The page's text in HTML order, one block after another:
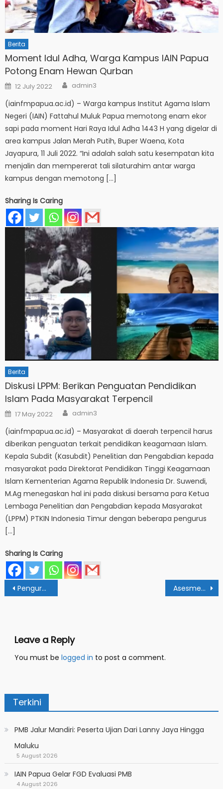
Berita
Moment Idul Adha, Warga Kampus IAIN Papua
Potong Enam Hewan Qurban
Posted
on
12 July 2022 Author
admin3
(iainfmpapua.ac.id) – Warga kampus Institut Agama Islam
Negeri (IAIN) Fattahul Muluk Papua memotong enam ekor
sapi pada moment Hari Raya Idul Adha 1443 H yang digelar di
area kampus Jalan Merah Putih, Buper Waena, Kota
Jayapura, 11 Juli 2022. “Ini adalah salah satu kesempatan kita
menjalin dan mempererat tali silaturahim antar warga
kampus dengan memotong […]
Sharing Is Caring
Berita
Diskusi LPPM: Berikan Penguatan Pendidikan
Islam Pada Masyarakat Terpencil
Posted
on
17 May 2022 Author
admin3
(iainfmpapua.ac.id) – Masyarakat di daerah terpencil harus
diberikan penguatan terkait pendidikan keagamaan Islam.
Kepala Subdit (Kasubdit) Penelitian dan Pengabdian kepada
masyarakat pada Direktorat Pendidikan Tinggi Keagamaan
Islam Kementerian Agama Republik Indonesia Dr. Suwendi,
M.Ag menegaskan hal ini pada diskusi bersama para Ketua
Lembaga Penelitian dan Pengabdian kepada Masyarakat
(LPPM) PTKIN Indonesia Timur dengan beberapa pengurus
[…]
Sharing Is Caring
Post
navigation
Pengurus HMPS HKI Dapat Berkompetisi Secara Sehat Memajukan Prodi Asesmen Lapangan: Akreditasi LAM-EMBA Berorientasi Pada Proses
Leave a Reply
You must be logged in to post a comment.
Terkini
PMB Jalur Mandiri: Peserta Ujian Dari Lanny Jaya Hingga
Maluku
5 August 2026
IAIN Papua Gelar FGD Evaluasi PMB
4 August 2026